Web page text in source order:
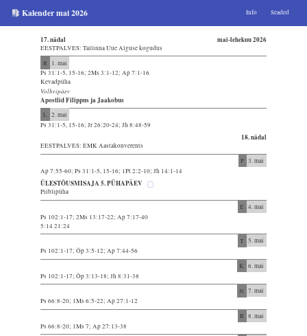
Kalender mai 2026 Info Seaded
17. nädal mai-lehekuu 2026
EESTPALVES: Tallinna Uue Alguse kogudus
R
1. mai
Ps 31:1-5, 15-16; 2Ms 3:1-12; Ap 7:1-16
Kevadpüha
Volbripäev
Apostlid Filippus ja Jaakobus
L 2. mai
Ps 31:1-5, 15-16; Jr 26:20-24; Jh 8:48-59
18. nädal
EESTPALVES: EMK Aastakonverents
P 3. mai
Ap 7:55-60; Ps 31:1-5, 15-16; 1Pt 2:2-10; Jh 14:1-14
ÜLESTÕUSMISAJA 5. PÜHAPÄEV
Piiblipüha
E 4. mai
Ps 102:1-17; 2Ms 13:17-22; Ap 7:17-40
5:14 21:24
T 5. mai
Ps 102:1-17; Õp 3:5-12; Ap 7:44-56
K 6. mai
Ps 102:1-17; Õp 3:13-18; Jh 8:31-38
N 7. mai
Ps 66:8-20; 1Ms 6:5-22; Ap 27:1-12
R 8. mai
Ps 66:8-20; 1Ms 7; Ap 27:13-38